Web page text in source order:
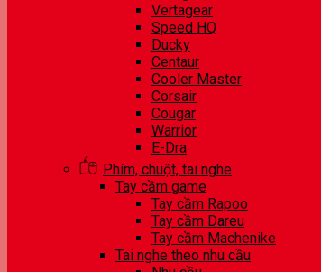
Vertagear
Speed HQ
Ducky
Centaur
Cooler Master
Corsair
Cougar
Warrior
E-Dra
Phím, chuột, tai nghe
Tay cầm game
Tay cầm Rapoo
Tay cầm Dareu
Tay cầm Machenike
Tai nghe theo nhu cầu